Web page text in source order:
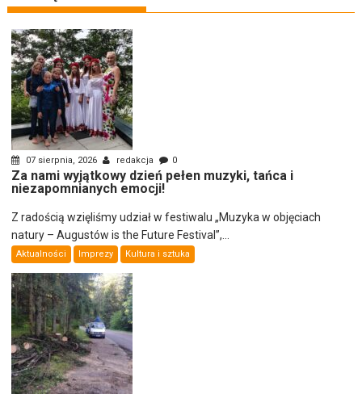
07 sierpnia, 2026 redakcja 0
Za nami wyjątkowy dzień pełen muzyki, tańca i
niezapomnianych emocji!
Z radością wzięliśmy udział w festiwalu „Muzyka w objęciach
natury – Augustów is the Future Festival”,...
Aktualności Imprezy Kultura i sztuka